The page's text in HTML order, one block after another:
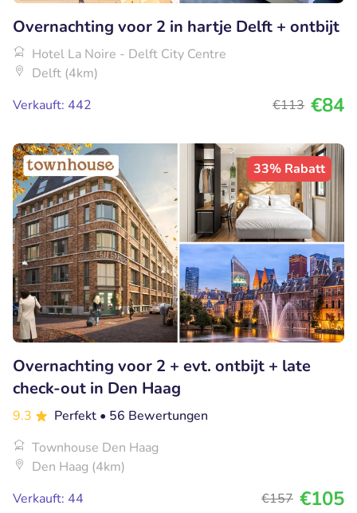
Overnachting voor 2 in hartje Delft + ontbijt
Hotel La Noire - Delft City Centre
Delft (4km)
Verkauft: 442
€113 €84
33% Rabatt
Overnachting voor 2 + evt. ontbijt + late
check-out in Den Haag
9.3 Perfekt • 56 Bewertungen
Townhouse Den Haag
Den Haag (4km)
Verkauft: 44
€157 €105